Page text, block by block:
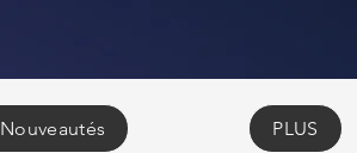
Nouveautés PLUS